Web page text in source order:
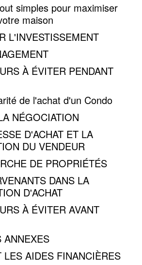
simples pour maximiser
maison
L'INVESTISSEMENT
À ÉVITER PENDANT
de l'achat d'un Condo
NÉGOCIATION
D'ACHAT ET LA
DU VENDEUR
DE PROPRIÉTÉS
DANS LA
D'ACHAT
À ÉVITER AVANT
ANNEXES
LES AIDES FINANCIÈRES